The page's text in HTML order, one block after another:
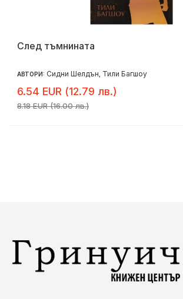
След тъмнината
АВТОРИ: Сидни Шелдън Тили Багшоу
6.54 EUR (12.79 лв.)
8.18 EUR (16.00 лв.)